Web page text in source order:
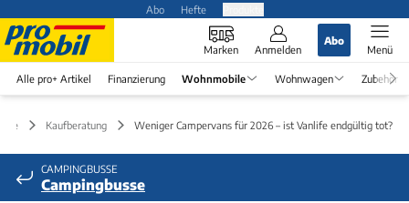
Abo Hefte
Marken Anmelden
Abo
Menü
Alle pro+ Artikel Finanzierung Wohnmobile Wohnwagen Zubehör
Kaufberatung Weniger Campervans für 2026 – ist Vanlife endgültig tot?
CAMPINGBUSSE
Campingbusse